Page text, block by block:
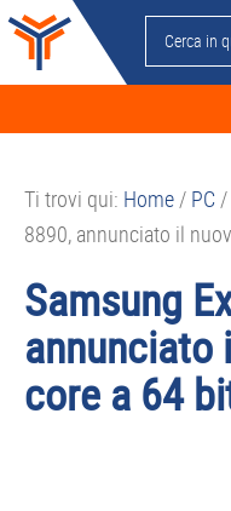
Passa
alla
navigazione
Passa
contenuto
Passa
alla
barra
Passa
piè
Cerca
in
sito
Ti trovi qui: Home/ PC/
8890, annunciato il
Samsung
annunciato
core a 64